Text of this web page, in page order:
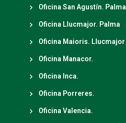
Oficina San Agustín. Palma
Oficina Llucmajor. Palma
Oficina Maioris. Llucmajor
Oficina Manacor.
Oficina Inca.
Oficina Porreres.
Oficina Valencia.